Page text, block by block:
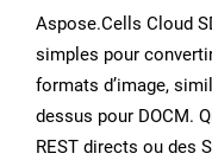
Aspose.Cells Cloud
simples pour
formats d’image,
dessus pour DOCM.
REST directs ou des